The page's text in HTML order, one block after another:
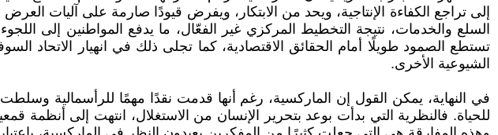
إلى تراجع الكفاءة الإنتاجية، ويحد من الابتكار، ويفرض قيودًا صارمة على آليات
السلع والخدمات، نتيجة التخطيط المركزي غير الفعّال، ما يدفع المواطنين إلى
تستطع الصمود طويلًا أمام الحقائق الاقتصادية، كما تجلى ذلك في انهيار الاتحاد
الشيوعية الأخرى.
في النهاية، يمكن القول إن الماركسية، رغم أنها قدمت نقدًا مهمًا للرأسمالية
للحياة. فالنظرية التي بدأت بوعد بتحرير الإنسان من الاستغلال، انتهت إلى